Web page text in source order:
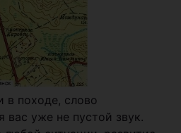
в походе, слово
вас уже не пустой звук.